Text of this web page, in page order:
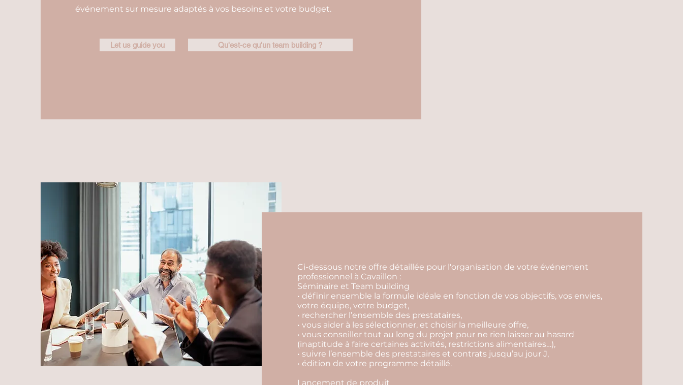
événement sur mesure adaptés à vos besoins et votre budget.
Let us guide you Qu'est-ce qu'un team building ?
Ci-dessous notre offre détaillée pour l'organisation de votre événement
professionnel à Cavaillon :
Séminaire et Team building
• définir ensemble la formule idéale en fonction de vos objectifs, vos envies,
votre équipe, votre budget,
• rechercher l’ensemble des prestataires,
• vous aider à les sélectionner, et choisir la meilleure offre,
• vous conseiller tout au long du projet pour ne rien laisser au hasard
(inaptitude à faire certaines activités, restrictions alimentaires…),
• suivre l’ensemble des prestataires et contrats jusqu’au jour J,
• édition de votre programme détaillé.
Lancement de produit